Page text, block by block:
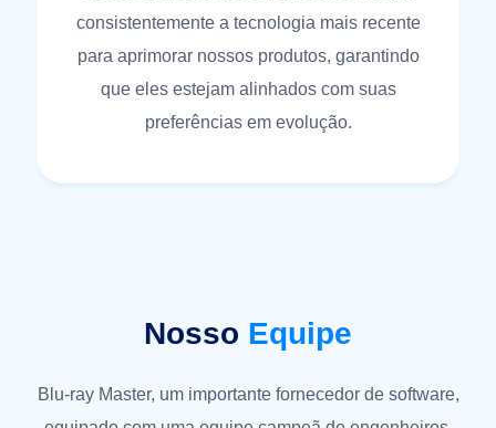
consistentemente a tecnologia mais recente
para aprimorar nossos produtos, garantindo
que eles estejam alinhados com suas
preferências em evolução.
Nosso Equipe
Blu-ray Master, um importante fornecedor de software,